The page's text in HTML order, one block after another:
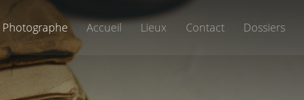
Photographe Accueil Lieux Contact Dossiers